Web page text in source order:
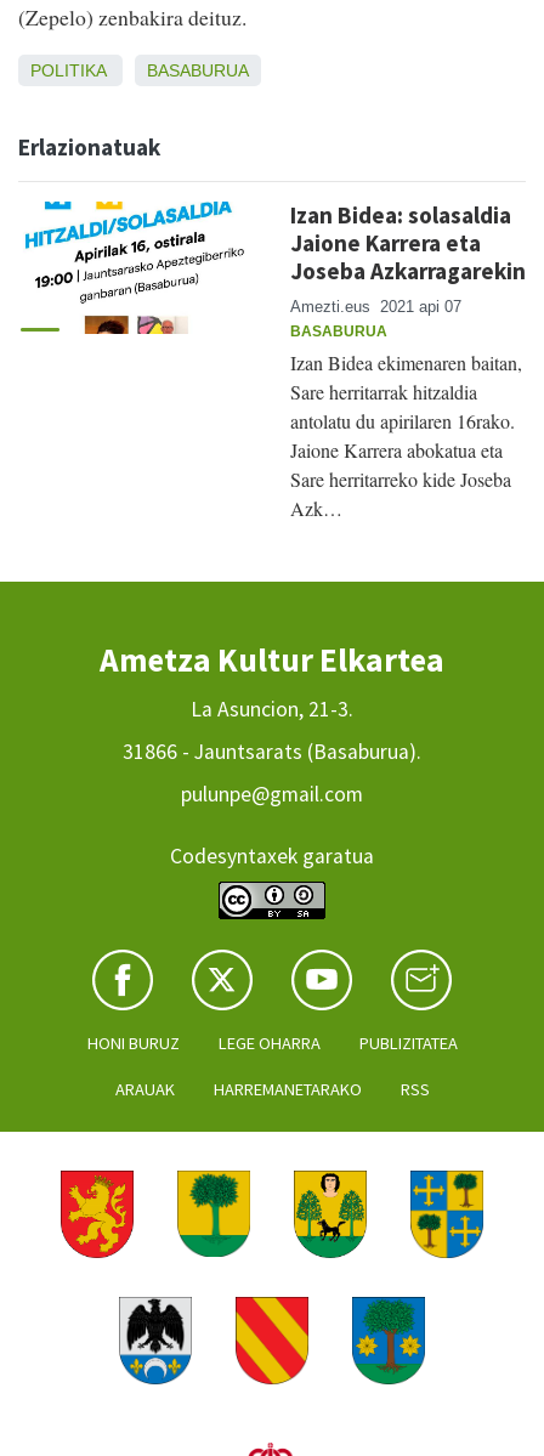
(Zepelo) zenbakira deituz.
POLITIKA BASABURUA
Erlazionatuak
Izan Bidea: solasaldia
Jaione Karrera eta
Joseba Azkarragarekin
Amezti.eus 2021 api 07
BASABURUA
Izan Bidea ekimenaren baitan,
Sare herritarrak hitzaldia
antolatu du apirilaren 16rako.
Jaione Karrera abokatua eta
Sare herritarreko kide Joseba
Azk…
Ametza Kultur Elkartea
La Asuncion, 21-3.
31866 - Jauntsarats (Basaburua).
pulunpe@gmail.com
Codesyntaxek garatua
HONI BURUZ LEGE OHARRA PUBLIZITATEA
ARAUAK HARREMANETARAKO RSS